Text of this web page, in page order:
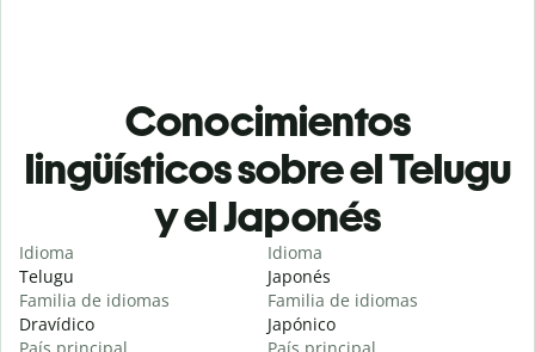
Conocimientos
lingüísticos sobre el Telugu
y el Japonés
Idioma
Telugu
Familia de idiomas
Dravídico
Idioma
Japonés
Familia de idiomas
Japónico